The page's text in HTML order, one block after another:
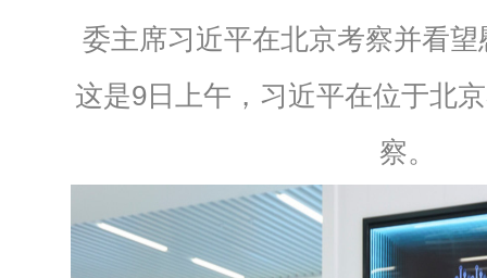
委主席习近平在北京考察并看
这是9日上午，习近平在位于北
察。